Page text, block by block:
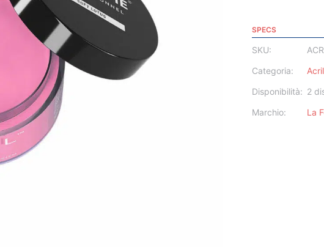
SPECS
SKU:
Categoria:
Disponibilità: 2
Marchio:
La